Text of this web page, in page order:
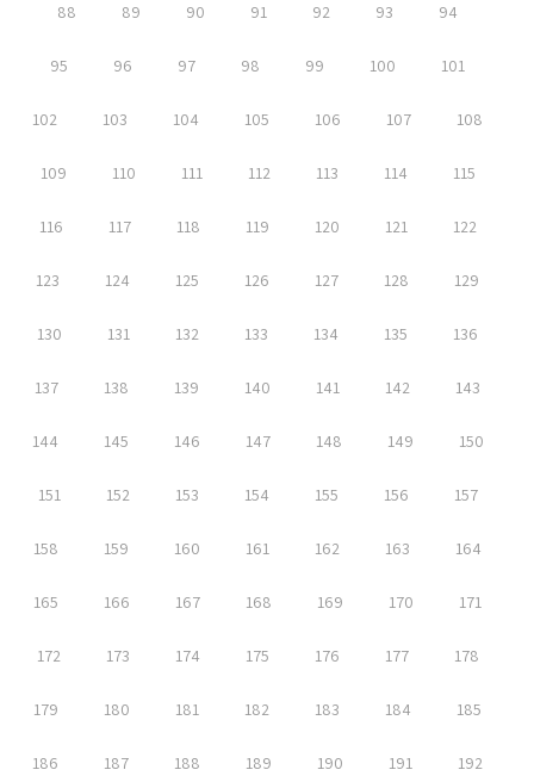
88 89 90 91 92 93 94
95 96 97 98 99 100 101
102 103 104 105 106 107 108
109 110 111 112 113 114 115
116 117 118 119 120 121 122
123 124 125 126 127 128 129
130 131 132 133 134 135 136
137 138 139 140 141 142 143
144 145 146 147 148 149 150
151 152 153 154 155 156 157
158 159 160 161 162 163 164
165 166 167 168 169 170 171
172 173 174 175 176 177 178
179 180 181 182 183 184 185
186 187 188 189 190 191 192